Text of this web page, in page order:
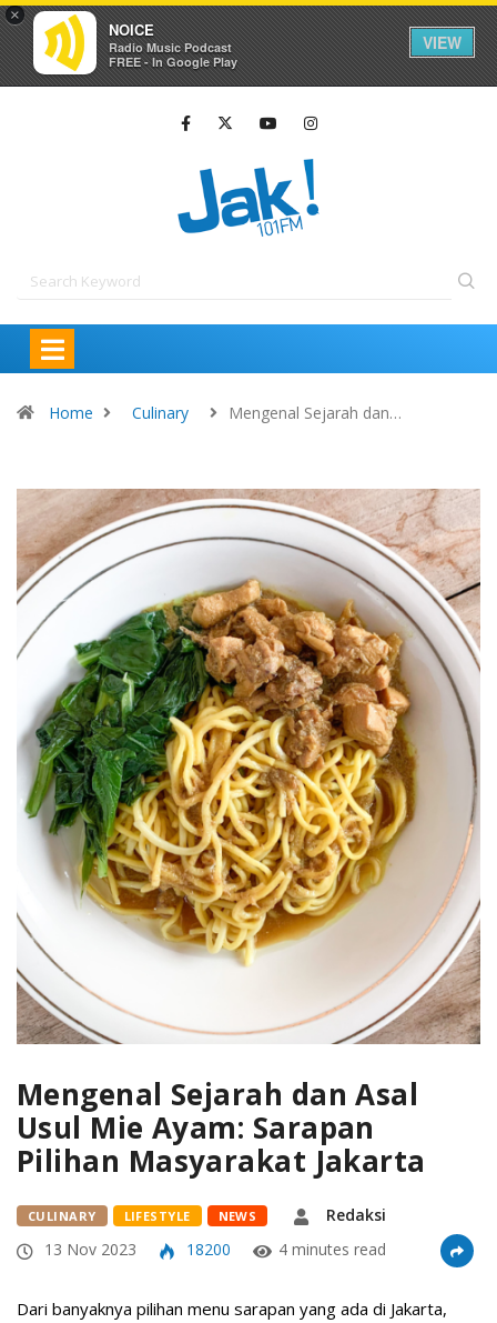
×
NOICE
Radio Music Podcast
FREE - In Google Play
VIEW
Home Culinary Mengenal Sejarah dan…
Mengenal Sejarah dan Asal
Usul Mie Ayam: Sarapan
Pilihan Masyarakat Jakarta
CULINARY LIFESTYLE NEWS
Redaksi
13 Nov 2023
18200 4 minutes read
Dari banyaknya pilihan menu sarapan yang ada di Jakarta,